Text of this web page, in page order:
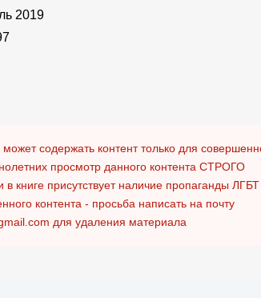
2019
содержать контент только для
просмотр данного контента СТРОГО
в книге присутствует наличие пропаганды
контента - просьба написать на почту
для удаления материала